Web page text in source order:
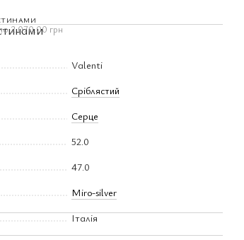
2 070.00 грн
Valenti
Сріблястий
Серце
52.0
47.0
Miro-silver
Італія